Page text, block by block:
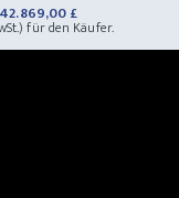
£
für den Käufer.